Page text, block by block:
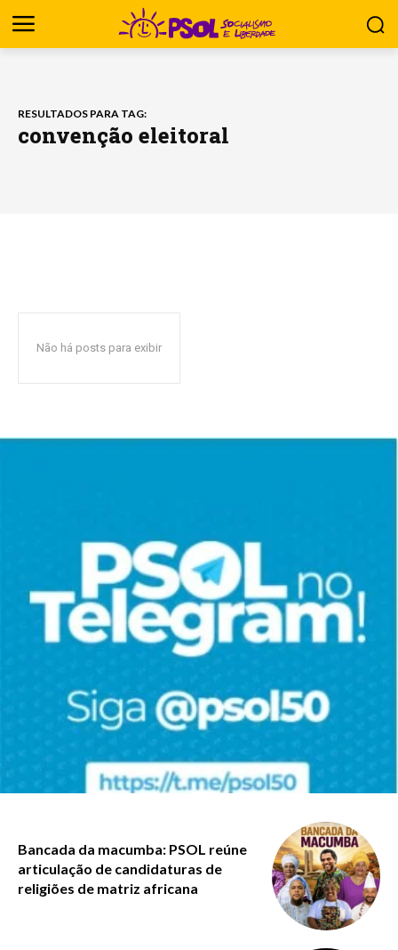
RESULTADOS PARA TAG:
convenção eleitoral
Não há posts para exibir
Bancada da macumba: PSOL reúne
articulação de candidaturas de
religiões de matriz africana